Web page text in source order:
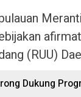
(RUU)
Dukung